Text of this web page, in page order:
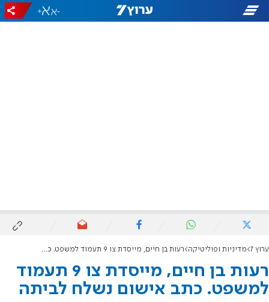
-
+
ערוץ 7 מדיניות ופוליטיקה רעות בן חיים, מייסדת צו 9 תעמוד למשפט. כתב אישום נשלח לביתה
רעות בן חיים, מייסדת צו 9 תעמוד
למשפט. כתב אישום נשלח לביתה